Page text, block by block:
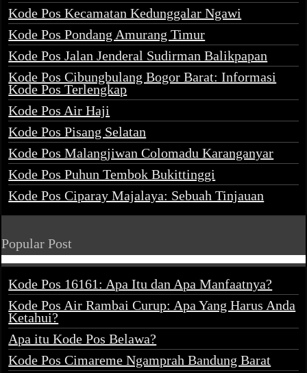
Kode Pos Kecamatan Kedunggalar Ngawi
Kode Pos Pondang Amurang Timur
Kode Pos Jalan Jenderal Sudirman Balikpapan
Kode Pos Cibungbulang Bogor Barat: Informasi
Kode Pos Terlengkap
Kode Pos Air Haji
Kode Pos Pisang Selatan
Kode Pos Malangjiwan Colomadu Karanganyar
Kode Pos Puhun Tembok Bukittinggi
Kode Pos Ciparay Majalaya: Sebuah Tinjauan
Popular Post
Kode Pos 16161: Apa Itu dan Apa Manfaatnya?
Kode Pos Air Rambai Curup: Apa Yang Harus Anda
Ketahui?
Apa itu Kode Pos Belawa?
Kode Pos Cimareme Ngamprah Bandung Barat